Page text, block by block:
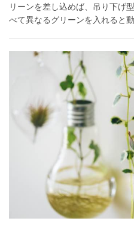
リーンを差し込めば、吊り下
べて異なるグリーンを入れると